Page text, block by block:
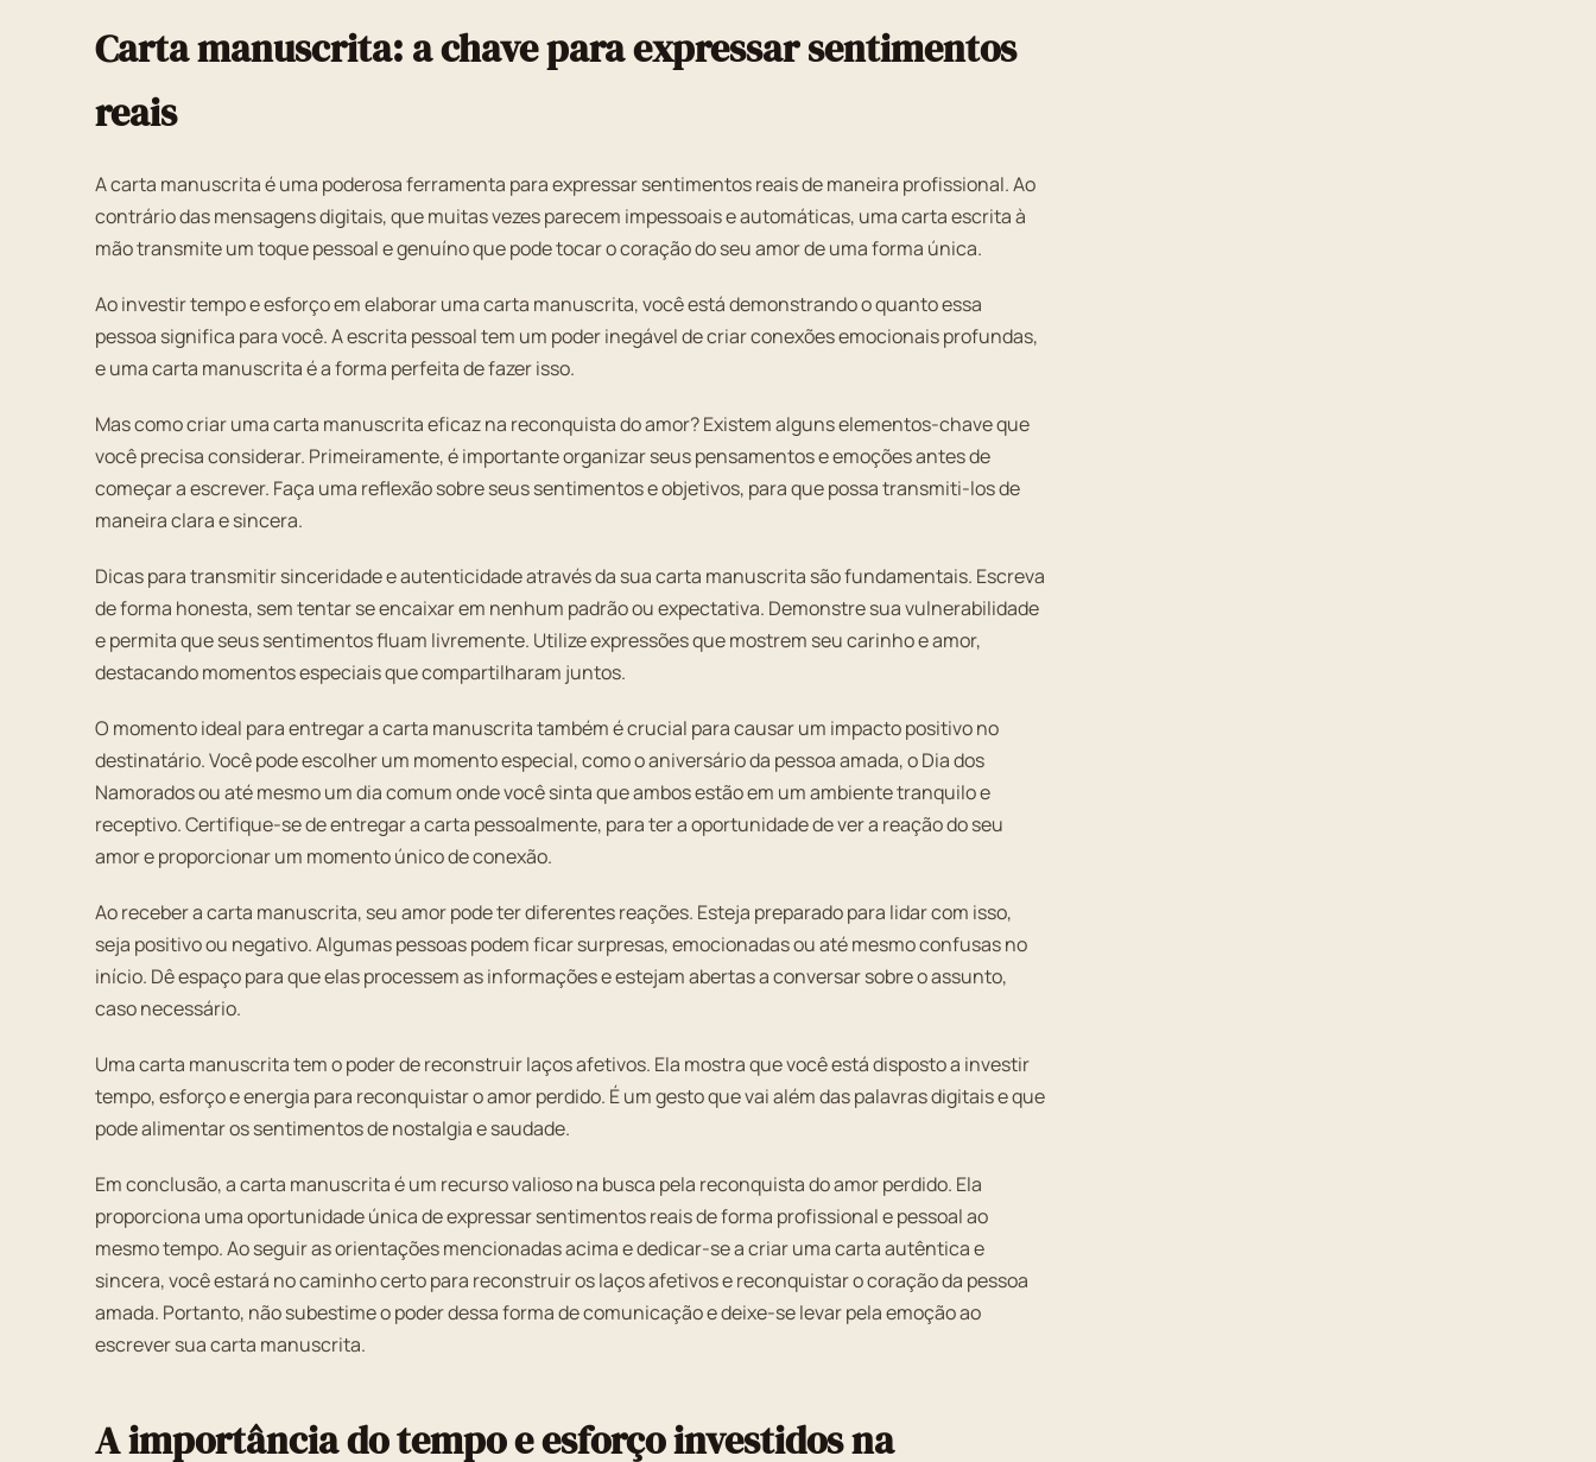
Carta manuscrita: a chave para expressar sentimentos
reais
A carta manuscrita é uma poderosa ferramenta para expressar sentimentos reais de maneira profissional. Ao
contrário das mensagens digitais, que muitas vezes parecem impessoais e automáticas, uma carta escrita à
mão transmite um toque pessoal e genuíno que pode tocar o coração do seu amor de uma forma única.
Ao investir tempo e esforço em elaborar uma carta manuscrita, você está demonstrando o quanto essa
pessoa significa para você. A escrita pessoal tem um poder inegável de criar conexões emocionais profundas,
e uma carta manuscrita é a forma perfeita de fazer isso.
Mas como criar uma carta manuscrita eficaz na reconquista do amor? Existem alguns elementos-chave que
você precisa considerar. Primeiramente, é importante organizar seus pensamentos e emoções antes de
começar a escrever. Faça uma reflexão sobre seus sentimentos e objetivos, para que possa transmiti-los de
maneira clara e sincera.
Dicas para transmitir sinceridade e autenticidade através da sua carta manuscrita são fundamentais. Escreva
de forma honesta, sem tentar se encaixar em nenhum padrão ou expectativa. Demonstre sua vulnerabilidade
e permita que seus sentimentos fluam livremente. Utilize expressões que mostrem seu carinho e amor,
destacando momentos especiais que compartilharam juntos.
O momento ideal para entregar a carta manuscrita também é crucial para causar um impacto positivo no
destinatário. Você pode escolher um momento especial, como o aniversário da pessoa amada, o Dia dos
Namorados ou até mesmo um dia comum onde você sinta que ambos estão em um ambiente tranquilo e
receptivo. Certifique-se de entregar a carta pessoalmente, para ter a oportunidade de ver a reação do seu
amor e proporcionar um momento único de conexão.
Ao receber a carta manuscrita, seu amor pode ter diferentes reações. Esteja preparado para lidar com isso,
seja positivo ou negativo. Algumas pessoas podem ficar surpresas, emocionadas ou até mesmo confusas no
início. Dê espaço para que elas processem as informações e estejam abertas a conversar sobre o assunto,
caso necessário.
Uma carta manuscrita tem o poder de reconstruir laços afetivos. Ela mostra que você está disposto a investir
tempo, esforço e energia para reconquistar o amor perdido. É um gesto que vai além das palavras digitais e que
pode alimentar os sentimentos de nostalgia e saudade.
Em conclusão, a carta manuscrita é um recurso valioso na busca pela reconquista do amor perdido. Ela
proporciona uma oportunidade única de expressar sentimentos reais de forma profissional e pessoal ao
mesmo tempo. Ao seguir as orientações mencionadas acima e dedicar-se a criar uma carta autêntica e
sincera, você estará no caminho certo para reconstruir os laços afetivos e reconquistar o coração da pessoa
amada. Portanto, não subestime o poder dessa forma de comunicação e deixe-se levar pela emoção ao
escrever sua carta manuscrita.
A importância do tempo e esforço investidos na